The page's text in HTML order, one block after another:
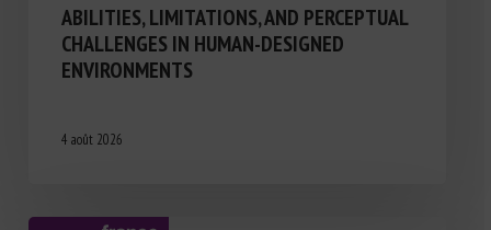
ABILITIES, LIMITATIONS, AND PERCEPTUAL
CHALLENGES IN HUMAN-DESIGNED
ENVIRONMENTS
4 août 2026